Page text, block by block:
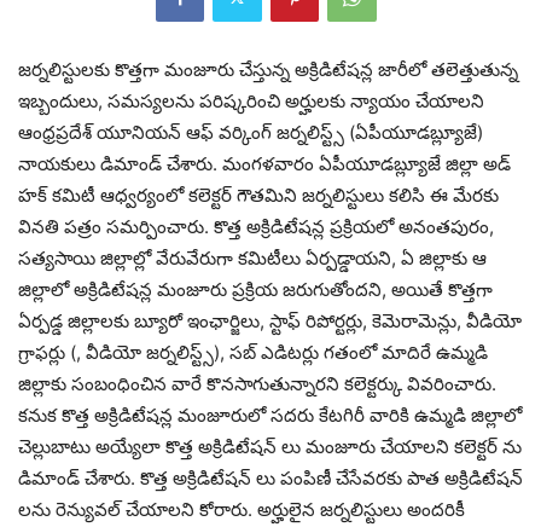
జర్నలిస్టులకు కొత్తగా మంజూరు చేస్తున్న అక్రిడిటేషన్ల జారీలో తలెత్తుతున్న
ఇబ్బందులు, సమస్యలను పరిష్కరించి అర్హులకు న్యాయం చేయాలని
ఆంధ్రప్రదేశ్ యూనియన్ ఆఫ్ వర్కింగ్ జర్నలిస్ట్స్ (ఏపీయూడబ్ల్యూజే)
నాయకులు డిమాండ్ చేశారు. మంగళవారం ఏపీయూడబ్ల్యూజే జిల్లా అడ్
హక్ కమిటీ ఆధ్వర్యంలో కలెక్టర్ గౌతమిని జర్నలిస్టులు కలిసి ఈ మేరకు
వినతి పత్రం సమర్పించారు. కొత్త అక్రిడిటేషన్ల ప్రక్రియలో అనంతపురం,
సత్యసాయి జిల్లాల్లో వేరువేరుగా కమిటీలు ఏర్పడ్డాయని, ఏ జిల్లాకు ఆ
జిల్లాలో అక్రిడిటేషన్ల మంజూరు ప్రక్రియ జరుగుతోందని, అయితే కొత్తగా
ఏర్పడ్డ జిల్లాలకు బ్యూరో ఇంఛార్జిలు, స్టాఫ్ రిపోర్టర్లు, కెమెరామెన్లు, వీడియో
గ్రాఫర్లు (, వీడియో జర్నలిస్ట్స్), సబ్ ఎడిటర్లు గతంలో మాదిరే ఉమ్మడి
జిల్లాకు సంబంధించిన వారే కొనసాగుతున్నారని కలెక్టర్కు వివరించారు.
కనుక కొత్త అక్రిడిటేషన్ల మంజూరులో సదరు కేటగిరీ వారికి ఉమ్మడి జిల్లాలో
చెల్లుబాటు అయ్యేలా కొత్త అక్రిడిటేషన్ లు మంజూరు చేయాలని కలెక్టర్ ను
డిమాండ్ చేశారు. కొత్త అక్రిడిటేషన్ లు పంపిణీ చేసేవరకు పాత అక్రిడిటేషన్
లను రెన్యువల్ చేయాలని కోరారు. అర్హులైన జర్నలిస్టులు అందరికీ